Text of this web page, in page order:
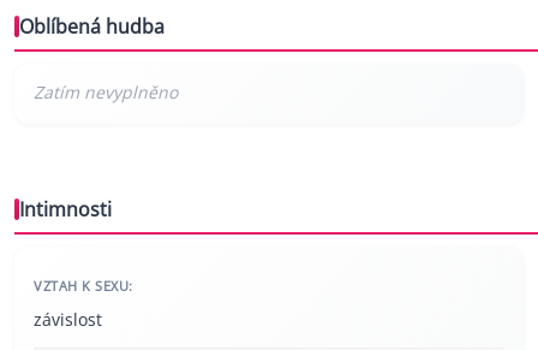
Oblíbená hudba
Intimnosti
VZTAH K SEXU:
závislost